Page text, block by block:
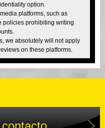
option.
platforms, such as
policies prohibiting writing
we absolutely will not apply
on these platforms.